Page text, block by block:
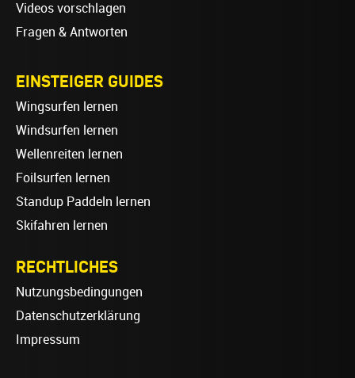
Videos vorschlagen
Fragen & Antworten
EINSTEIGER GUIDES
Wingsurfen lernen
Windsurfen lernen
Wellenreiten lernen
Foilsurfen lernen
Standup Paddeln lernen
Skifahren lernen
RECHTLICHES
Nutzungsbedingungen
Datenschutzerklärung
Impressum